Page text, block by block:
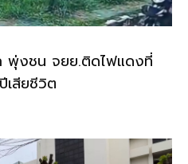
พุ่งชน จยย.ติดไฟแดงที่
สียชีวิต